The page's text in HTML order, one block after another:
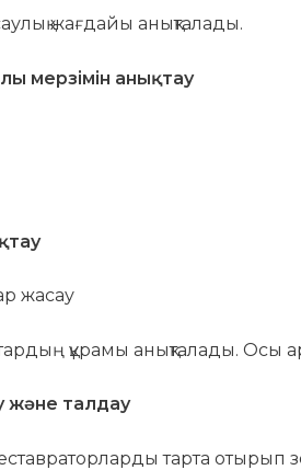
жағдайы анықталады.
мерзімін анықтау
жасау
құрамы анықталады. Осы
және талдау
тарта отырып